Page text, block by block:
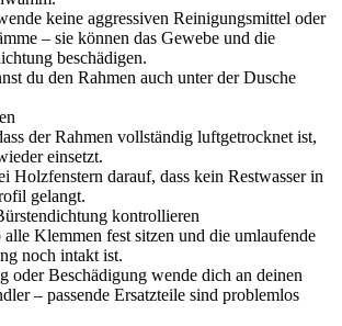
keine aggressiven Reinigungsmittel oder
– sie können das Gewebe und die
beschädigen.
du den Rahmen auch unter der Dusche
der Rahmen vollständig luftgetrocknet ist,
einsetzt.
Holzfenstern darauf, dass kein Restwasser in
gelangt.
kontrollieren
Klemmen fest sitzen und die umlaufende
noch intakt ist.
oder Beschädigung wende dich an deinen
– passende Ersatzteile sind problemlos